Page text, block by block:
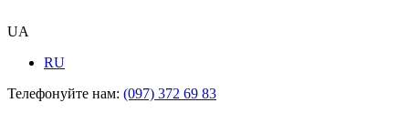
UA
RU
Телефонуйте нам: (097) 372 69 83